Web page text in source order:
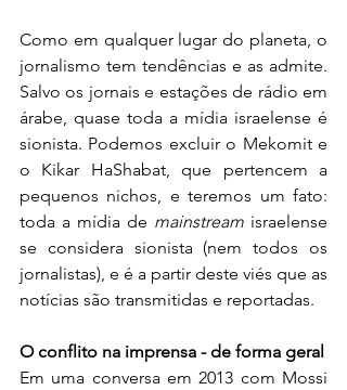
Como em qualquer lugar do planeta, o
jornalismo tem tendências e as admite.
Salvo os jornais e estações de rádio em
árabe, quase toda a mídia israelense é
sionista. Podemos excluir o Mekomit e
o Kikar HaShabat, que pertencem a
pequenos nichos, e teremos um fato:
toda a mídia de mainstream israelense
se considera sionista (nem todos os
jornalistas), e é a partir deste viés que as
notícias são transmitidas e reportadas.
O conflito na imprensa - de forma geral
Em uma conversa em 2013 com Mossi